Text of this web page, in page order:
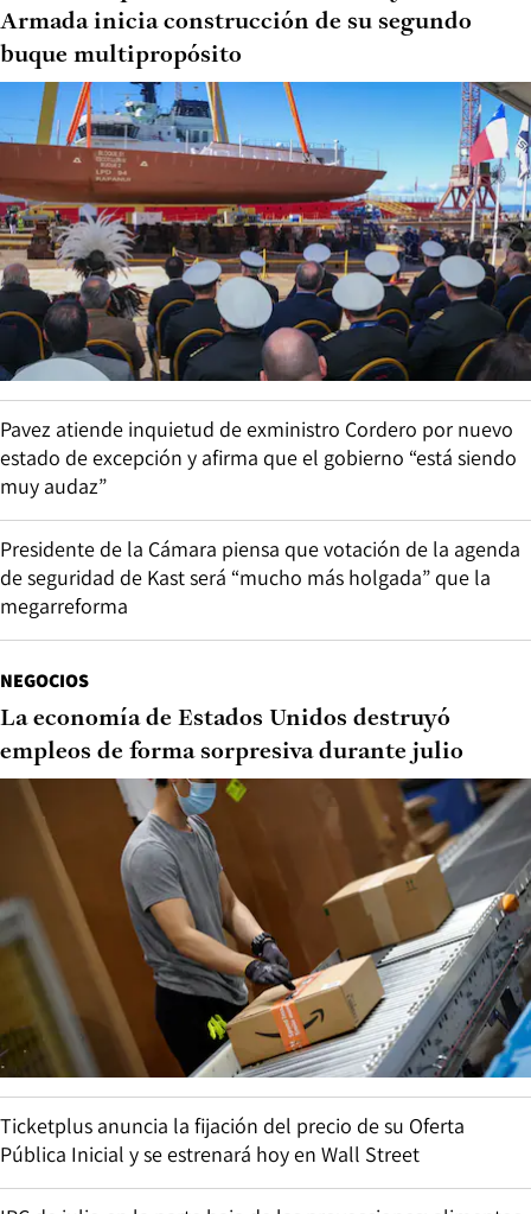
Armada inicia construcción de su segundo
buque multipropósito
Pavez atiende inquietud de exministro Cordero por nuevo
estado de excepción y afirma que el gobierno “está siendo
muy audaz”
Presidente de la Cámara piensa que votación de la agenda
de seguridad de Kast será “mucho más holgada” que la
megarreforma
NEGOCIOS
La economía de Estados Unidos destruyó
empleos de forma sorpresiva durante julio
Ticketplus anuncia la fijación del precio de su Oferta
Pública Inicial y se estrenará hoy en Wall Street